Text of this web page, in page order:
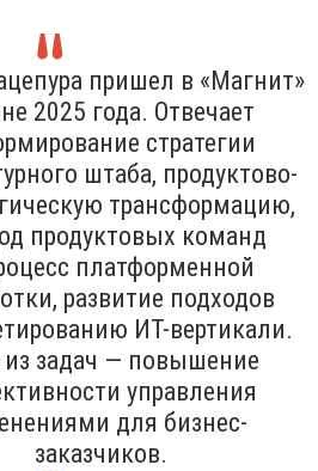
пришел в «Магнит»
2025 года. Отвечает
стратегии
штаба, продуктово-
трансформацию,
продуктовых команд
платформенной
развитие подходов
ИТ-вертикали.
задач — повышение
управления
для бизнес-
заказчиков.